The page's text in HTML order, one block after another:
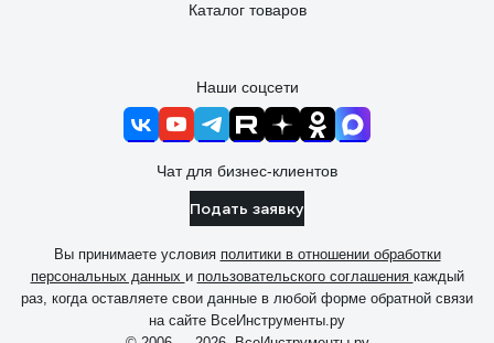
Каталог товаров
Наши соцсети
Чат для бизнес-клиентов
Подать заявку
Вы принимаете условия политики в отношении обработки
персональных данных и пользовательского соглашения каждый
раз, когда оставляете свои данные в любой форме обратной связи
на сайте ВсеИнструменты.ру